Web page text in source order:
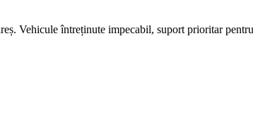
Vehicule întreținute impecabil, suport prioritar